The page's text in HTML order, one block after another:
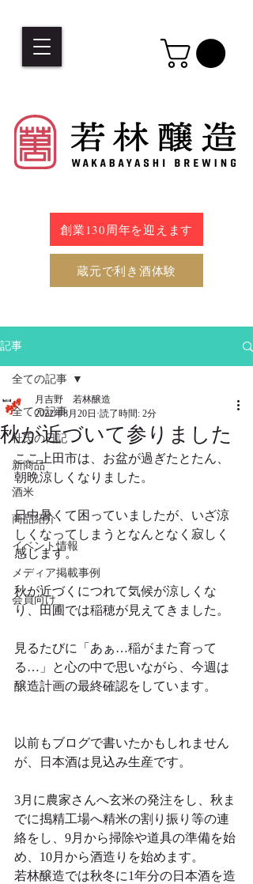
創業130周年を迎えます
蔵元で利き酒体験
記事
全ての記事
杜氏の日記
新商品
酒米
商品紹介
イベント情報
メディア掲載事例
会員向け
全ての記事
秋が近づいて参りました
月吉野 若林醸造
2022年8月20日 読了時間: 2分
ここ上田市は、お盆が過ぎたとたん、
朝晩涼しくなりました。
日中暑くて困っていましたが、いざ涼
しくなってしまうとなんとなく寂しく
感じます。
秋が近づくにつれて気候が涼しくな
り、田圃では稲穂が見えてきました。
見るたびに「あぁ…稲がまた育って
る…」と心の中で思いながら、今週は
醸造計画の最終確認をしています。
以前もブログで書いたかもしれません
が、日本酒は見込み生産です。
3月に農家さんへ玄米の発注をし、秋ま
でに搗精工場へ精米の割り振り等の連
絡をし、9月から掃除や道具の準備を始
め、10月から酒造りを始めます。
若林醸造では秋冬に1年分の日本酒を造